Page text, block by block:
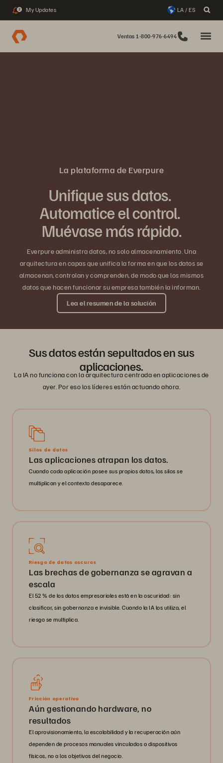
2 My Updates LA / ES
Ventas 1-800-976-6494
La plataforma de Everpure
Unifique sus datos.
Automatice el control.
Muévase más rápido.
Everpure administra datos, no solo almacenamiento. Una
arquitectura en capas que unifica la forma en que los datos se
almacenan, controlan y comprenden, de modo que los mismos
datos que hacen funcionar su empresa también la informan.
Lea el resumen de la solución
Sus datos están sepultados en sus
aplicaciones.
La IA no funciona con la arquitectura centrada en aplicaciones de
ayer. Por eso los líderes están actuando ahora.
Silos de datos
Las aplicaciones atrapan los datos.
Cuando cada aplicación posee sus propios datos, los silos se
multiplican y el contexto desaparece.
Riesgo de datos oscuros
Las brechas de gobernanza se agravan a
escala
El 52 % de los datos empresariales está en la oscuridad: sin
clasificar, sin gobernanza e invisible. Cuando la IA los utiliza, el
riesgo se multiplica.
Fricción operativa
Aún gestionando hardware, no
resultados
El aprovisionamiento, la escalabilidad y la recuperación aún
dependen de procesos manuales vinculados a dispositivos
físicos, no a los objetivos del negocio.